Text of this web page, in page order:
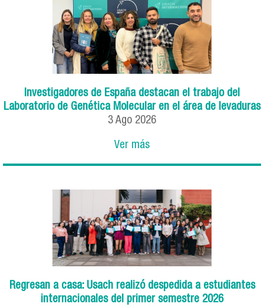
Investigadores de España destacan el trabajo del
Laboratorio de Genética Molecular en el área de levaduras
3 Ago 2026
Ver más
Regresan a casa: Usach realizó despedida a estudiantes
internacionales del primer semestre 2026